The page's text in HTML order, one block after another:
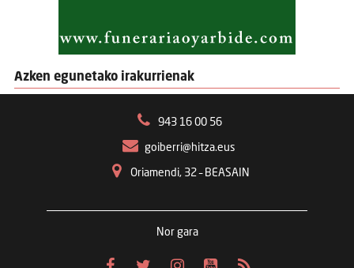
Azken egunetako irakurrienak
943 16 00 56
goiberri@hitza.eus
Oriamendi, 32 – BEASAIN
Nor gara